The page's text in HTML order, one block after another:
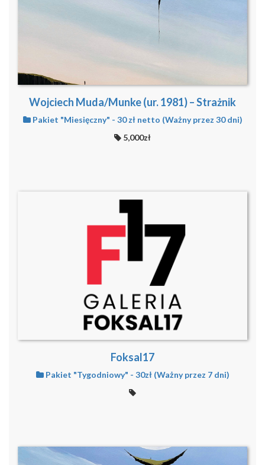
Wojciech Muda/Munke (ur. 1981) – Strażnik
Pakiet "Miesięczny" - 30 zł netto (Ważny przez 30 dni)
5,000zł
Foksal17
Pakiet "Tygodniowy" - 30zł (Ważny przez 7 dni)